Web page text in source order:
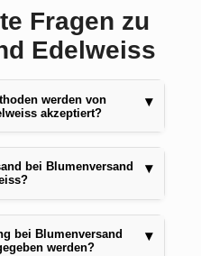
Fragen zu
Edelweiss
werden von
akzeptiert?
▾
bei Blumenversand
▾
bei Blumenversand
werden?
▾